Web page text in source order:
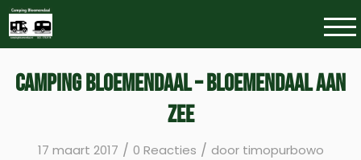
Camping Bloemendaal – Bloemendaal aan
Zee
17 maart 2017 / 0 Reacties / door timopurbowo